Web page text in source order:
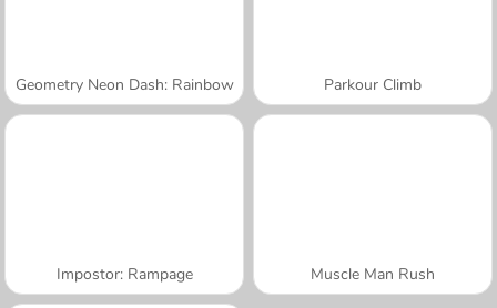
Geometry Neon Dash: Rainbow Parkour Climb
Impostor: Rampage Muscle Man Rush